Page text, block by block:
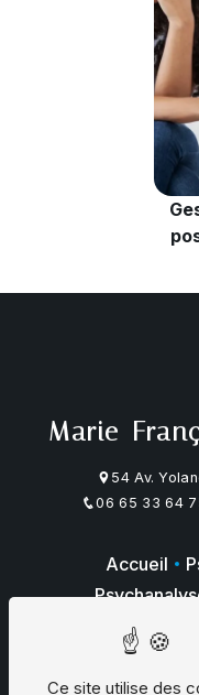
Marie-
54 Av.
06 65 33 64
Accueil
Galerie photos
Ce site utilise des